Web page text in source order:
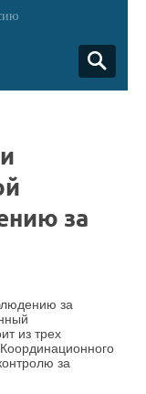
за
за
из трех
за